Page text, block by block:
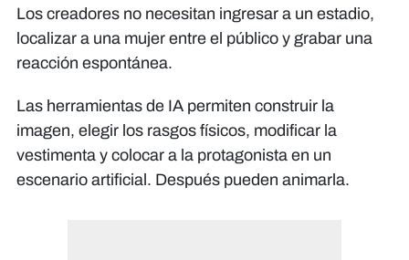
Los creadores no necesitan ingresar a un estadio,
localizar a una mujer entre el público y grabar una
reacción espontánea.
Las herramientas de IA permiten construir la
imagen, elegir los rasgos físicos, modificar la
vestimenta y colocar a la protagonista en un
escenario artificial. Después pueden animarla.